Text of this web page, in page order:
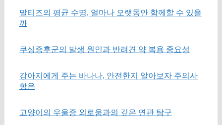
말티즈의 평균 수명, 얼마나 오랫동안 함께할 수 있을
까
쿠싱증후군의 발생 원인과 반려견 약 복용 중요성
강아지에게 주는 바나나, 안전한지 알아보자 주의사
항은
고양이의 우울증 외로움과의 깊은 연관 탐구